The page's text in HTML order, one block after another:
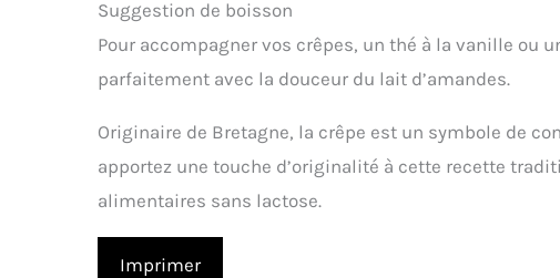
Suggestion de boisson
Pour accompagner vos crêpes, un thé à la vanille ou
parfaitement avec la douceur du lait d’amandes.
Originaire de Bretagne, la crêpe est un symbole de
apportez une touche d’originalité à cette recette
alimentaires sans lactose.
Imprimer